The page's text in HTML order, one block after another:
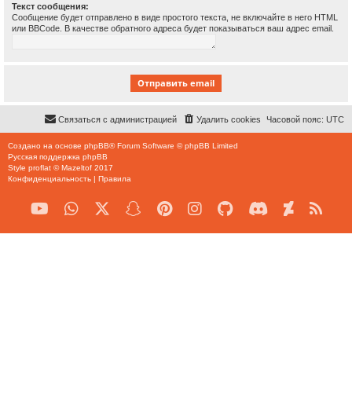
Текст сообщения:
Сообщение будет отправлено в виде простого текста, не включайте в него HTML
или BBCode. В качестве обратного адреса будет показываться ваш адрес email.
Часовой пояс: UTC
Удалить cookies
Связаться с администрацией
Создано на основе phpBB® Forum Software © phpBB Limited
Русская поддержка phpBB
Style proflat ©Mazeltof 2017
Конфиденциальность | Правила